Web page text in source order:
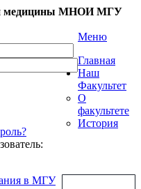
медицины МНОИ МГУ
Меню
Главная
Наш
Факультет
О
факультете
История
в МГУ